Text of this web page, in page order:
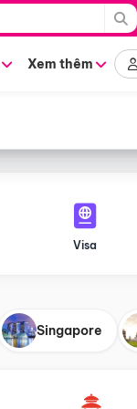
Xem thêm
Visa
Singapore